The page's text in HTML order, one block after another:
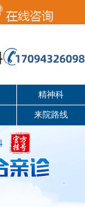
精神科
来院路线